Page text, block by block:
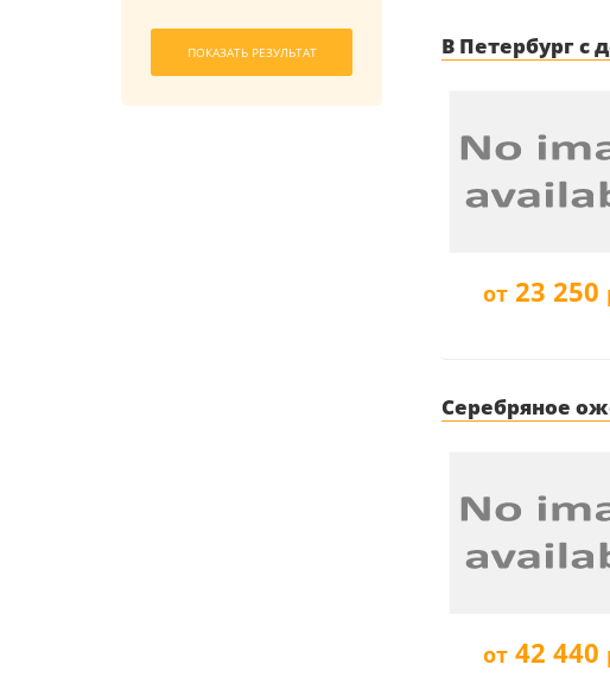
В Петербург с
от23 250
Серебряное
от42 440
ПОКАЗАТЬ РЕЗУЛЬТАТ